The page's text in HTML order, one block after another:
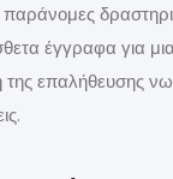
έγγραφα για
επαλήθευσης